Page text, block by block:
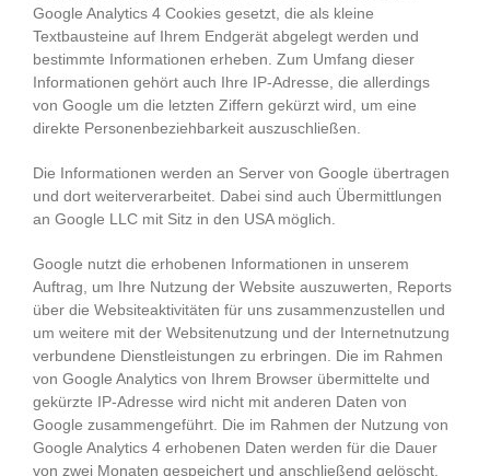
Google Analytics 4 Cookies gesetzt, die als kleine
Textbausteine auf Ihrem Endgerät abgelegt werden und
bestimmte Informationen erheben. Zum Umfang dieser
Informationen gehört auch Ihre IP-Adresse, die allerdings
von Google um die letzten Ziffern gekürzt wird, um eine
direkte Personenbeziehbarkeit auszuschließen.
Die Informationen werden an Server von Google übertragen
und dort weiterverarbeitet. Dabei sind auch Übermittlungen
an Google LLC mit Sitz in den USA möglich.
Google nutzt die erhobenen Informationen in unserem
Auftrag, um Ihre Nutzung der Website auszuwerten, Reports
über die Websiteaktivitäten für uns zusammenzustellen und
um weitere mit der Websitenutzung und der Internetnutzung
verbundene Dienstleistungen zu erbringen. Die im Rahmen
von Google Analytics von Ihrem Browser übermittelte und
gekürzte IP-Adresse wird nicht mit anderen Daten von
Google zusammengeführt. Die im Rahmen der Nutzung von
Google Analytics 4 erhobenen Daten werden für die Dauer
von zwei Monaten gespeichert und anschließend gelöscht.